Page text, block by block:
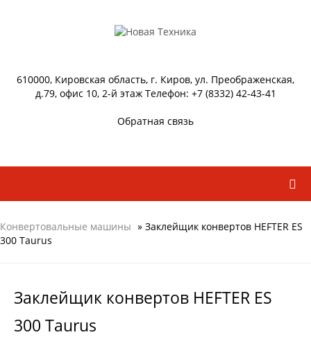
610000, Кировская область, г. Киров, ул. Преображенская,
д.79, офис 10, 2-й этаж Телефон: +7 (8332) 42-43-41
Обратная связь
Конвертовальные машины » Заклейщик конвертов HEFTER ES
300 Taurus
Заклейщик конвертов HEFTER ES
300 Taurus